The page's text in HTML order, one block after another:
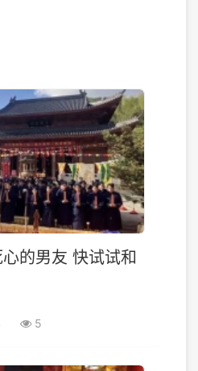
的男友 快试试和
5